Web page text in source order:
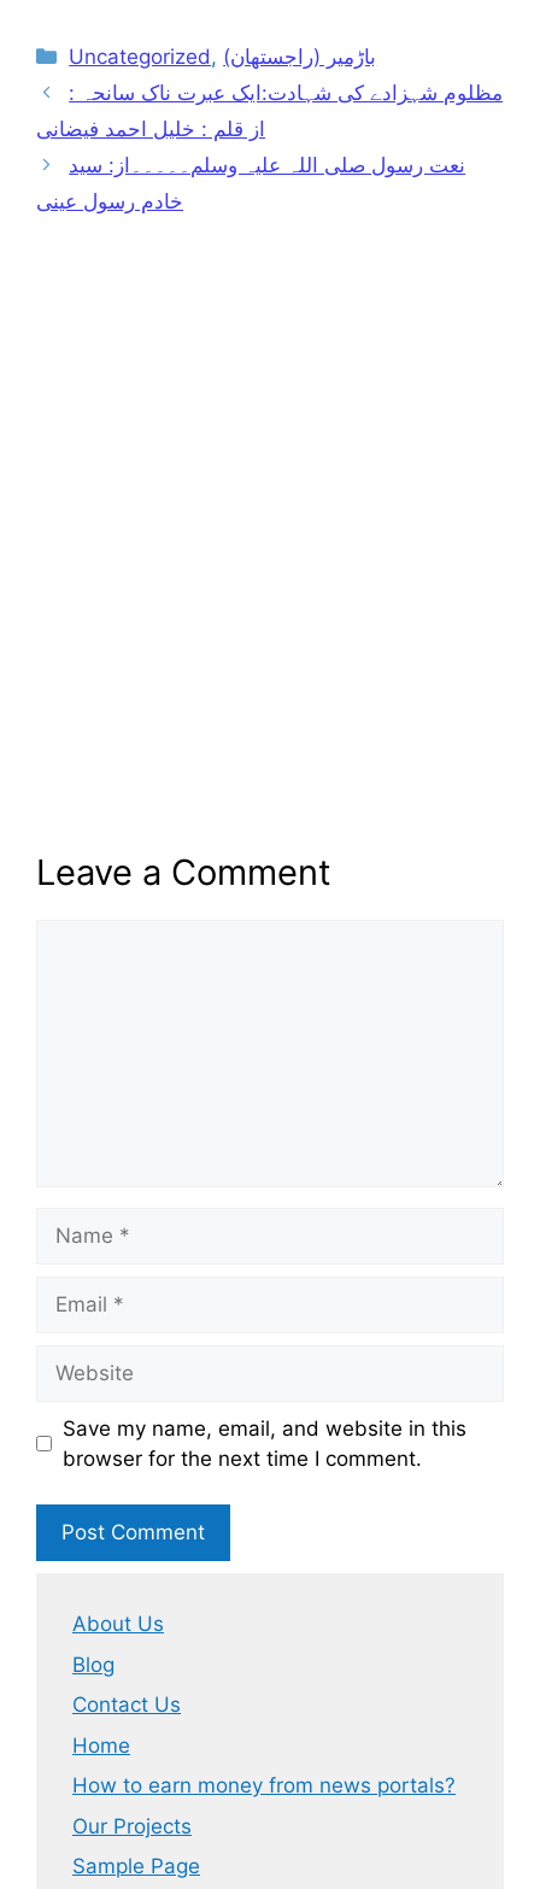
Categories
Uncategorized, باڑمیر (راجستھان)
مظلوم شہزادے کی شہادت:ایک عبرت ناک سانحہ :
از قلم : خلیل احمد فیضانی
نعت رسول صلی اللہ علیہ وسلم۔۔۔۔۔از: سید
خادم رسول عینی
Leave a Comment
Save my name, email, and website in this
browser for the next time I comment.
About Us
Blog
Contact Us
Home
How to earn money from news portals?
Our Projects
Sample Page